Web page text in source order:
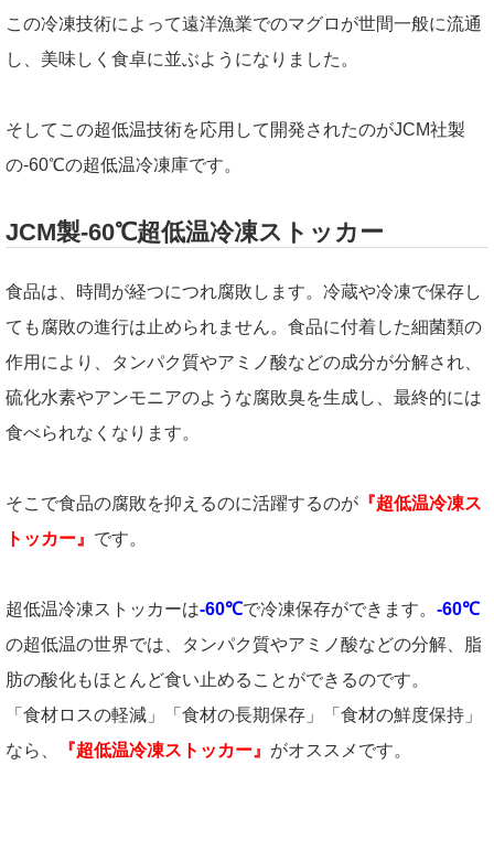
この冷凍技術によって遠洋漁業でのマグロが世間一般に流通
し、美味しく食卓に並ぶようになりました。
そしてこの超低温技術を応用して開発されたのがJCM社製
の-60℃の超低温冷凍庫です。
JCM製-60℃超低温冷凍ストッカー
食品は、時間が経つにつれ腐敗します。冷蔵や冷凍で保存し
ても腐敗の進行は止められません。食品に付着した細菌類の
作用により、タンパク質やアミノ酸などの成分が分解され、
硫化水素やアンモニアのような腐敗臭を生成し、最終的には
食べられなくなります。
そこで食品の腐敗を抑えるのに活躍するのが 『超低温冷凍ス
トッカー』 です。
超低温冷凍ストッカーは-60℃で冷凍保存ができます。 -60℃
の超低温の世界では、タンパク質やアミノ酸などの分解、脂
肪の酸化もほとんど食い止めることができるのです。
「食材ロスの軽減」「食材の長期保存」「食材の鮮度保持」
なら、
『超低温冷凍ストッカー』 がオススメです。